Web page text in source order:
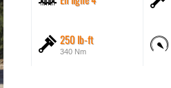
250 lb-ft
340 Nm